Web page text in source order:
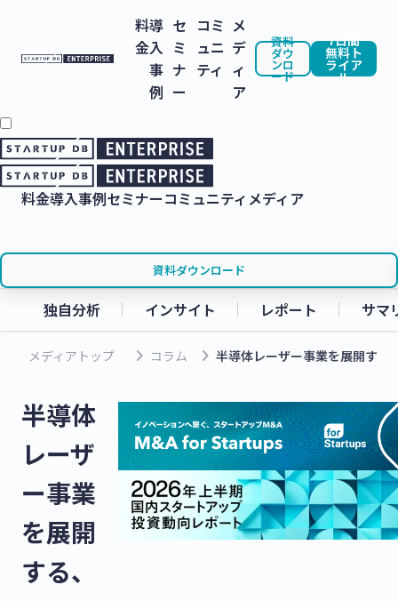
料
金
導
入
事
例
セ
ミ
ナ
ー
コミ
ュニ
ティ
メ
デ
ィ
ア
資料
ダウ
ンロ
ード
7日間
無料ト
ライア
ル
料金導入事例セミナーコミュニティ メディア
資料ダウンロード
独自分析 インサイト レポート サマ
メディアトップ keyboard_arrow_right コラム keyboard_arrow_right 半導体レーザー事業を展開する
半導体
レーザ
ー事業
を展開
する、